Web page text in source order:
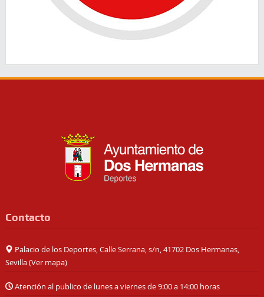
Contacto
Palacio de los Deportes, Calle Serrana, s/n, 41702 Dos Hermanas,
Sevilla (Ver mapa)
Atención al publico de lunes a viernes de 9:00 a 14:00 horas